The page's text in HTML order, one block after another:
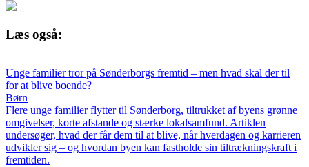
Læs også:
Unge familier tror på Sønderborgs fremtid – men hvad skal der til
for at blive boende?
Børn
Flere unge familier flytter til Sønderborg, tiltrukket af byens grønne
omgivelser, korte afstande og stærke lokalsamfund. Artiklen
undersøger, hvad der får dem til at blive, når hverdagen og karrieren
udvikler sig – og hvordan byen kan fastholde sin tiltrækningskraft i
fremtiden.